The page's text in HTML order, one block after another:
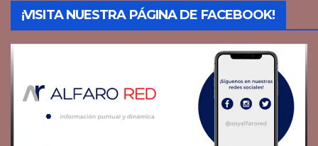
¡VISITA NUESTRA PÁGINA DE FACEBOOK!